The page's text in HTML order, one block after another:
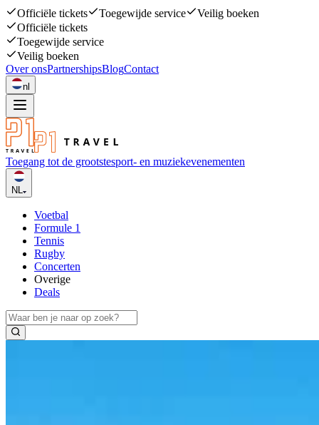
Officiële tickets Toegewijde service
Veilig boeken
Officiële tickets
Toegewijde service
Veilig boeken
Over onsPartnershipsBlogContact
nl
Toegang tot de grootstesport- en muziekevenementen
NL
Voetbal
Formule 1
Tennis
Rugby
Concerten
Overige
Deals